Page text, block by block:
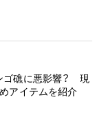
ゴ礁に悪影響？ 現
アイテムを紹介